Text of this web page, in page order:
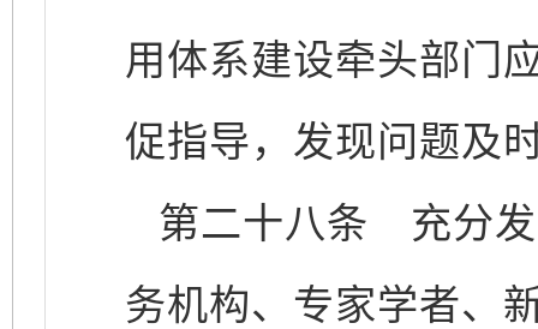
用体系建设牵头部门
促指导，发现问题及
第二十八条 充分发
务机构、专家学者、